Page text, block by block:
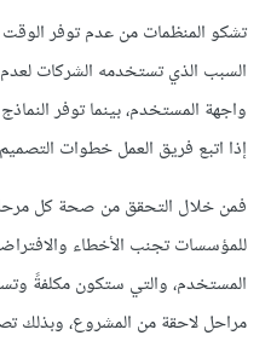
تشكو المنظمات من عدم توفر الوقت
السبب الذي تستخدمه الشركات لعدم
واجهة المستخدم، بينما توفر
إذا اتبع فريق العمل خطوات
فمن خلال التحقق من صحة كل
للمؤسسات تجنب الأخطاء
المستخدم، والتي ستكون مكلفةً
مراحل لاحقة من المشروع، وبذلك